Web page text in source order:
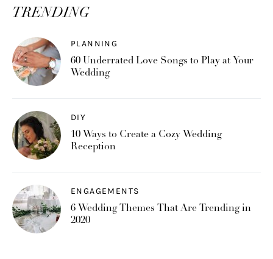
TRENDING
PLANNING
60 Underrated Love Songs to Play at Your
Wedding
DIY
10 Ways to Create a Cozy Wedding
Reception
ENGAGEMENTS
6 Wedding Themes That Are Trending in
2020